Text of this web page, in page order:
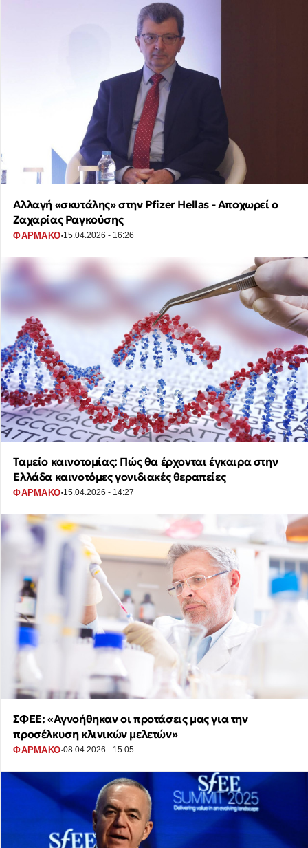
Αλλαγή «σκυτάλης» στην Pfizer Hellas - Αποχωρεί ο
Ζαχαρίας Ραγκούσης
ΦΑΡΜΑΚΟ·15.04.2026 - 16:26
Ταμείο καινοτομίας: Πώς θα έρχονται έγκαιρα στην
Ελλάδα καινοτόμες γονιδιακές θεραπείες
ΦΑΡΜΑΚΟ·15.04.2026 - 14:27
ΣΦΕΕ: «Αγνοήθηκαν οι προτάσεις μας για την
προσέλκυση κλινικών μελετών»
ΦΑΡΜΑΚΟ·08.04.2026 - 15:05